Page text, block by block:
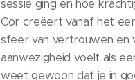
sessie ging en hoe
Cor creëert vanaf het
sfeer van vertrouwen en
aanwezigheid voelt als
weet gewoon dat je in